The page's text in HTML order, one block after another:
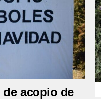
acopio de